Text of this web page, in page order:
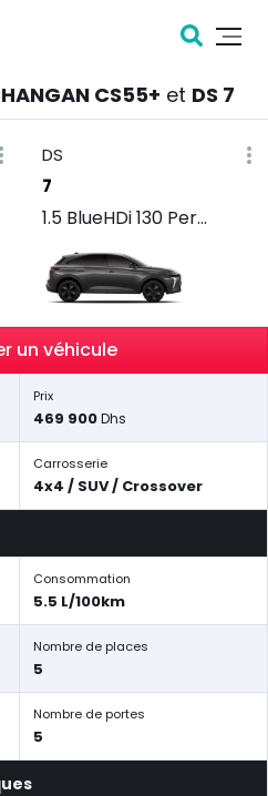
CS55+ et DS 7
DS
7
1.5 BlueHDi 130 Performance Line
un véhicule
Prix
469 900Dhs
Carrosserie
4x4 / SUV / Crossover
Consommation
5.5 L/100km
Nombre de places
5
Nombre de portes
5